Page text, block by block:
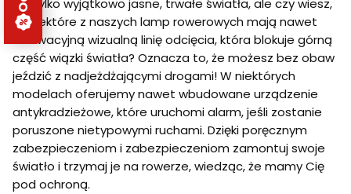
nie tylko wyjątkowo jasne, trwałe światła, ale czy wiesz,
że niektóre z naszych lamp rowerowych mają nawet
innowacyjną wizualną linię odcięcia, która blokuje górną
część wiązki światła? Oznacza to, że możesz bez obaw
jeździć z nadjeżdżającymi drogami! W niektórych
modelach oferujemy nawet wbudowane urządzenie
antykradzieżowe, które uruchomi alarm, jeśli zostanie
poruszone nietypowymi ruchami. Dzięki poręcznym
zabezpieczeniom i zabezpieczeniom zamontuj swoje
światło i trzymaj je na rowerze, wiedząc, że mamy Cię
pod ochroną.